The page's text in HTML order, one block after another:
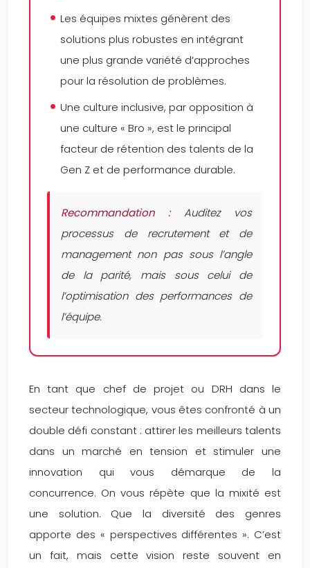
Les équipes mixtes génèrent des
solutions plus robustes en intégrant
une plus grande variété d’approches
pour la résolution de problèmes.
Une culture inclusive, par opposition à
une culture « Bro », est le principal
facteur de rétention des talents de la
Gen Z et de performance durable.
Recommandation :Auditez vos
processus de recrutement et de
management non pas sous l’angle
de la parité, mais sous celui de
l’optimisation des performances de
l’équipe.
En tant que chef de projet ou DRH dans le
secteur technologique, vous êtes confronté à un
double défi constant : attirer les meilleurs talents
dans un marché en tension et stimuler une
innovation qui vous démarque de la
concurrence. On vous répète que la mixité est
une solution. Que la diversité des genres
apporte des « perspectives différentes ». C’est
un fait, mais cette vision reste souvent en